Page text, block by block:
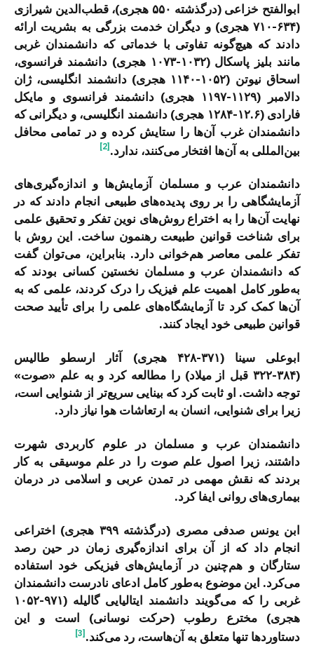
ابوالفتح خزاعی (درگذشته ۵۵۰ هجری)، قطب‌الدین شیرازی
(۶۳۴-۷۱۰ هجری) و دیگران خدمت بزرگی به بشریت ارائه
دادند که هیچ‌گونه تفاوتی با خدماتی که دانشمندان غربی
مانند بلیز پاسکال (۱۰۳۲-۱۰۷۳ هجری) دانشمند فرانسوی،
اسحاق نیوتن (۱۰۵۲-۱۱۴۰ هجری) دانشمند انگلیسی، ژان
دالامبر (۱۱۲۹-۱۱۹۷ هجری) دانشمند فرانسوی و مایکل
فارادی (۱۲.۶-۱۲۸۴ هجری) دانشمند انگلیسی، و دیگرانی که
دانشمندان غرب آن‌ها را ستایش کرده و در تمامی محافل
بین‌المللی به آن‌ها افتخار می‌کنند، ندارد. [2]
دانشمندان عرب و مسلمان آزمایش‌ها و اندازه‌گیری‌های
آزمایشگاهی را بر روی پدیده‌های طبیعی انجام دادند که در
نهایت آن‌ها را به اختراع روش‌های نوین تفکر و تحقیق علمی
برای شناخت قوانین طبیعت رهنمون ساخت. این روش با
تفکر علمی معاصر هم‌خوانی دارد. بنابراین، می‌توان گفت
که دانشمندان عرب و مسلمان نخستین کسانی بودند که
به‌طور کامل اهمیت علم فیزیک را درک کردند، علمی که به
آن‌ها کمک کرد تا آزمایشگاه‌های علمی را برای تأیید صحت
قوانین طبیعی خود ایجاد کنند.
ابوعلی سینا (۳۷۱-۴۲۸ هجری) آثار ارسطو طالیس
(۳۸۴-۳۲۲ قبل از میلاد) را مطالعه کرد و به علم «صوت»
توجه داشت. او ثابت کرد که بینایی سریع‌تر از شنوایی است،
زیرا برای شنوایی، انسان به ارتعاشات هوا نیاز دارد.
دانشمندان عرب و مسلمان در علوم کاربردی شهرت
داشتند، زیرا اصول علم صوت را در علم موسیقی به کار
بردند که نقش مهمی در تمدن عربی و اسلامی در درمان
بیماری‌های روانی ایفا کرد.
ابن یونس صدفی مصری (درگذشته ۳۹۹ هجری) اختراعی
انجام داد که از آن برای اندازه‌گیری زمان در حین رصد
ستارگان و هم‌چنین در آزمایش‌های فیزیکی خود استفاده
می‌کرد. این موضوع به‌طور کامل ادعای نادرست دانشمندان
غربی را که می‌گویند دانشمند ایتالیایی گالیله (۹۷۱-۱۰۵۲
هجری) مخترع رطوب (حرکت نوسانی) است و این
دستاوردها تنها متعلق به آن‌هاست، رد می‌کند. [3]